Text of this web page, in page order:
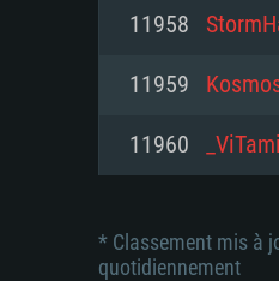
Disque dur:
Disque dur:
Connection:
Disque dur:
11958
11959
11960
* Classement mis à
quotidiennement